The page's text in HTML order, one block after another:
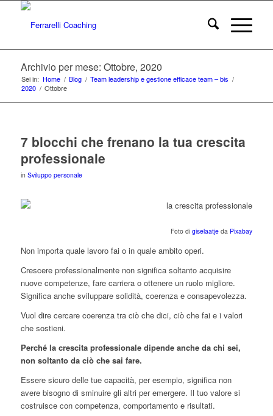
Archivio per mese: Ottobre, 2020
Sei in: Home / Blog / Team leadership e gestione efficace team – bis /
2020 / Ottobre
7 blocchi che frenano la tua crescita
professionale
in Sviluppo personale
Foto digiselaatje da Pixabay
Non importa quale lavoro fai o in quale ambito operi.
Crescere professionalmente non significa soltanto acquisire
nuove competenze, fare carriera o ottenere un ruolo migliore.
Significa anche sviluppare solidità, coerenza e consapevolezza.
Vuol dire cercare coerenza tra ciò che dici, ciò che fai e i valori
che sostieni.
Perché la crescita professionale dipende anche da chi sei,
non soltanto da ciò che sai fare.
Essere sicuro delle tue capacità, per esempio, significa non
avere bisogno di sminuire gli altri per emergere. Il tuo valore si
costruisce con competenza, comportamento e risultati.